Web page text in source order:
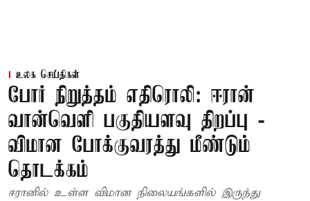
உலக செய்திகள்
போர் நிறுத்தம் எதிரொலி: ஈரான்
வான்வெளி பகுதியளவு திறப்பு -
விமான போக்குவரத்து மீண்டும்
தொடக்கம்
ஈரானில் உள்ள விமான நிலையங்களில் இருந்து